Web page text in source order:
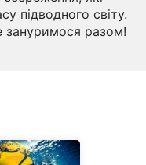
підводного світу.
зануримося разом!